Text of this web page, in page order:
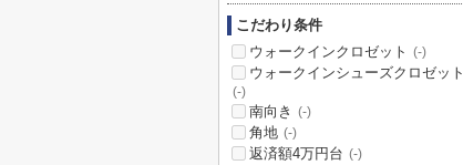
こだわり条件
ウォークインクロゼット
(-)
ウォークインシューズクロゼット
(-)
南向き (-)
角地 (-)
返済額4万円台 (-)